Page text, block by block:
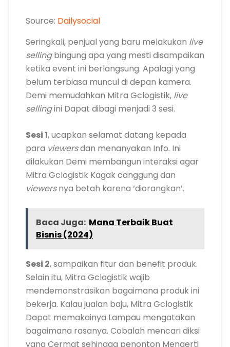
Source: Dailysocial
Seringkali, penjual yang baru melakukan live
sellingbingung apa yang mesti disampaikan
ketika event ini berlangsung. Apalagi yang
belum terbiasa muncul di depan kamera.
Demi memudahkan Mitra Gclogistik, live
sellingini Dapat dibagi menjadi 3 sesi.
Sesi 1, ucapkan selamat datang kepada
para viewersdan menanyakan Info. Ini
dilakukan Demi membangun interaksi agar
Mitra Gclogistik Kagak canggung dan
viewersnya betah karena ‘diorangkan’.
Baca Juga: Mana Terbaik Buat
Bisnis (2024)
Sesi 2, sampaikan fitur dan benefit produk.
Selain itu, Mitra Gclogistik wajib
mendemonstrasikan bagaimana produk ini
bekerja. Kalau jualan baju, Mitra Gclogistik
Dapat memakainya Lampau mengatakan
bagaimana rasanya. Cobalah mencari diksi
yang Cermat sehingga penonton Mengerti